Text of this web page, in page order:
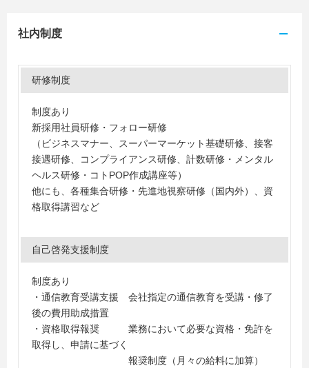
社内制度
研修制度
制度あり
新採用社員研修・フォロー研修
（ビジネスマナー、スーパーマーケット基礎研修、接客
接遇研修、コンプライアンス研修、計数研修・メンタル
ヘルス研修・コトPOP作成講座等）
他にも、各種集合研修・先進地視察研修（国内外）、資
格取得講習など
自己啓発支援制度
制度あり
・通信教育受講支援 会社指定の通信教育を受講・修了
後の費用助成措置
・資格取得報奨 業務において必要な資格・免許を
取得し、申請に基づく
報奨制度（月々の給料に加算）